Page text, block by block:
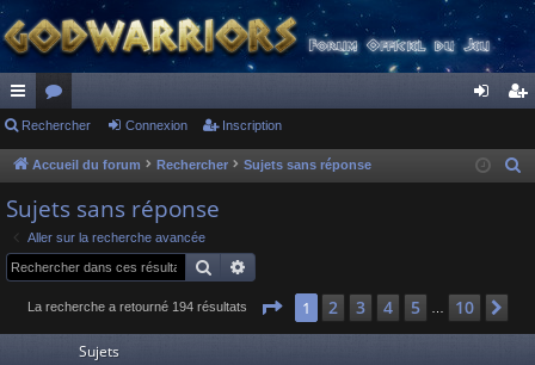
ac
co
ur
ci
s
or
u
s
ne cri
Rechercher Connexion Inscription
Accueil du forum Rechercher Sujets sans réponse
Sujets sans réponse
Aller sur la recherche avancée
Rechercher
La recherche a retourné 194 résultats Page 1sur 10
1 2 3 4 5 10
Sujets